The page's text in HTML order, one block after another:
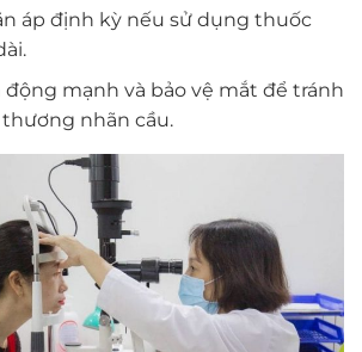
áp định kỳ nếu sử dụng thuốc
động mạnh và bảo vệ mắt để tránh
nhãn cầu.